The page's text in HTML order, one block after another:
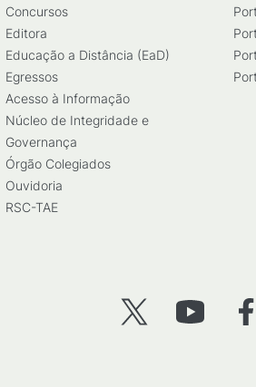
Concursos
Editora
Educação a Distância (EaD)
Egressos
Acesso à Informação
Núcleo de Integridade e
Governança
Órgão Colegiados
Ouvidoria
RSC-TAE